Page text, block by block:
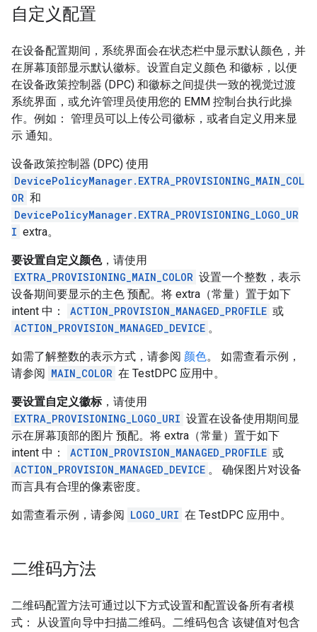
自定义配置
在设备配置期间，系统界面会在状态栏中显示默认颜色，并
在屏幕顶部显示默认徽标。设置自定义颜色 和徽标，以便
在设备政策控制器 (DPC) 和徽标之间提供一致的视觉过渡
系统界面，或允许管理员使用您的 EMM 控制台执行此操
作。例如： 管理员可以上传公司徽标，或者自定义用来显
示 通知。
设备政策控制器 (DPC) 使用
DevicePolicyManager.EXTRA_PROVISIONING_MAIN_COL
OR 和
DevicePolicyManager.EXTRA_PROVISIONING_LOGO_UR
I extra。
要设置自定义颜色，请使用
EXTRA_PROVISIONING_MAIN_COLOR 设置一个整数，表示
设备期间要显示的主色 预配。将 extra（常量）置于如下
intent 中：
ACTION_PROVISION_MANAGED_PROFILE 或
ACTION_PROVISION_MANAGED_DEVICE 。
如需了解整数的表示方式，请参阅 颜色。 如需查看示例，
请参阅 MAIN_COLOR 在 TestDPC 应用中。
要设置自定义徽标，请使用
EXTRA_PROVISIONING_LOGO_URI 设置在设备使用期间显
示在屏幕顶部的图片 预配。将 extra（常量）置于如下
intent 中：
ACTION_PROVISION_MANAGED_PROFILE 或
ACTION_PROVISION_MANAGED_DEVICE 。 确保图片对设备
而言具有合理的像素密度。
如需查看示例，请参阅 LOGO_URI 在 TestDPC 应用中。
二维码方法
二维码配置方法可通过以下方式设置和配置设备所有者模
式： 从设置向导中扫描二维码。二维码包含 该键值对包含